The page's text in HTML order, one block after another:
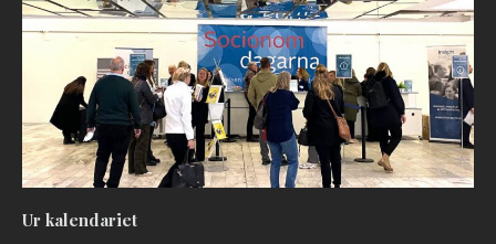
Ur kalendariet